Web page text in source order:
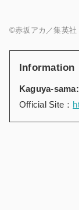
©赤坂アカ／集英社
Information
Kaguya-
Official Site：